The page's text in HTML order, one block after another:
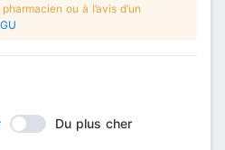
ou à l’avis d’un
Du plus cher